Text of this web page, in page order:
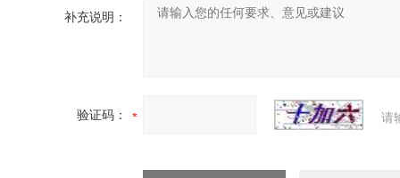
补充说明：
验证码： 请